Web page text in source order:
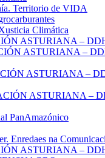
Territorio de VIDA
Climática
ASTURIANA –
ASTURIANA –
ASTURIANA –
ASTURIANA –
PanAmazónico
Enredaes na
ASTURIANA –